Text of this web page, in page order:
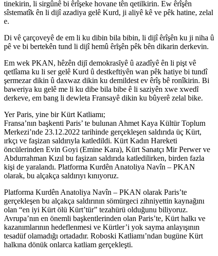
tinekirin, li sirgûnê bi êrîşeke hovane tên qetilkirin. Ew êrîşên
sîstematîk ên li dijî azadiya gelê Kurd, ji aliyê kê ve pêk hatine, zelal
e.
Di vê çarçoveyê de em li ku dibin bila bibin, li dijî êrîşên ku ji niha û
pê ve bi bertekên tund li dijî hemû êrȋşên pêk bên dikarin derkevin.
Em wek PKAN, hêzên dijȋ demokrasȋyê û azadîyê ên li pişt vê
qetlîama ku li ser gelê Kurd û destkeftiyên wan pêk hatiye bi tundî
şermezar dikin û daxwaz dikin ku demildest ev êrîş bê ronîkirin. Bi
baweriya ku gelê me li ku dibe bila bibe ê li saziyên xwe xwedȋ
derkeve, em bang li dewleta Fransayê dikin ku bûyerê zelal bike.
Yer Paris, yine bir Kürt Katliamı;
Fransa’nın başkenti Paris’ te bulunan Ahmet Kaya Kültür Toplum
Merkezi’nde 23.12.2022 tarihinde gerçekleşen saldırıda üç Kürt,
ırkçı ve faşizan saldırıyla katledildi. Kürt Kadın Hareketi
öncülerinden Evin Goyi (Emine Kara), Kürt Sanatçı Mir Perwer ve
Abdurrahman Kızıl bu faşizan saldırıda katledilirken, birden fazla
kişi de yaralandı. Platforma Kurdên Anatoliya Navîn – PKAN
olarak, bu alçakça saldırıyı kınıyoruz.
Platforma Kurdên Anatoliya Navîn – PKAN olarak Paris’te
gerçekleşen bu alçakça saldırının sömürgeci zihniyettin kaynağını
olan “en iyi Kürt ölü Kürt’tür” tezahürü olduğunu biliyoruz.
Avrupa’nın en önemli başkentlerinden olan Paris’te, Kürt halkı ve
kazanımlarının hedeflenmesi ve Kürtler’i yok sayma anlayışının
tesadüf olamadığı ortadadır. Roboski Katliamı’ndan bugüne Kürt
halkına dönük onlarca katliam gerçekleşti.